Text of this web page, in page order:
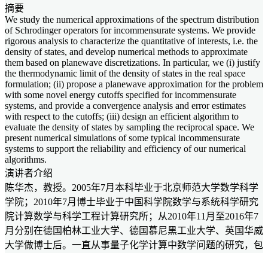
摘要
We study the numerical approximations of the spectrum distribution
of Schrodinger operators for incommensurate systems. We provide
rigorous analysis to characterize the quantitative of interests, i.e. the
density of states, and develop numerical methods to approximate
them based on planewave discretizations. In particular, we (i) justify
the thermodynamic limit of the density of states in the real space
formulation; (ii) propose a planewave approximation for the problem
with some novel energy cutoffs specified for incommensurate
systems, and provide a convergence analysis and error estimates
with respect to the cutoffs; (iii) design an efficient algorithm to
evaluate the density of states by sampling the reciprocal space. We
present numerical simulations of some typical incommensurate
systems to support the reliability and efficiency of our numerical
algorithms.
演讲者介绍
陈华杰，教授。2005年7月本科毕业于北京师范大学数学科学
学院；2010年7月博士毕业于中国科学院数学与系统科学研究
院计算数学与科学工程计算研究所；从2010年11月至2016年7
月分别在德国柏林工业大学、德国慕尼黑工业大学、英国华威
大学做博士后。一直从事量子化学计算中数学问题的研究，包